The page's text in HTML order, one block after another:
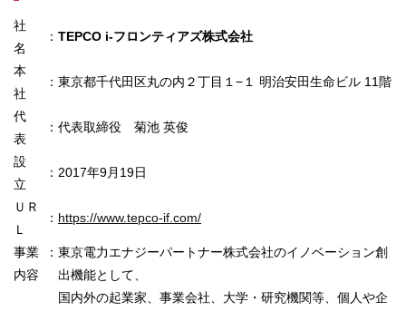
社
名
： TEPCO i-フロンティアズ株式会社
本
社
： 東京都千代田区丸の内２丁目１−１ 明治安田生命ビル 11階
代
表
： 代表取締役 菊池 英俊
設
立
： 2017年9月19日
ＵＲ
Ｌ
： https://www.tepco-if.com/
事業
内容
： 東京電力エナジーパートナー株式会社のイノベーション創
出機能として、
国内外の起業家、事業会社、大学・研究機関等、個人や企